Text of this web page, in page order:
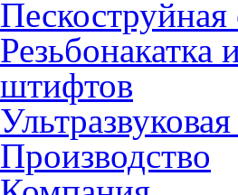
штифтов
Производство